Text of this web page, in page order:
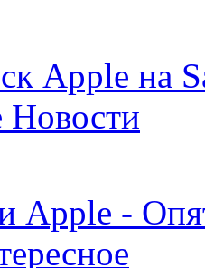
Apple на
Новости
Apple -